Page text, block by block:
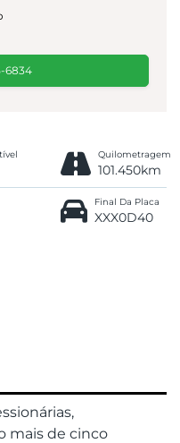
6834
Quilometragem
101.450km
Final Da Placa
XXX0D40
mais de cinco